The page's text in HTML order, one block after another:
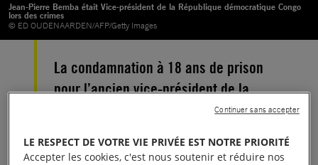
Jean-Pierre Bemba était Vice-président de la République démocratique Congo
lors des crimes
© ED OUDENAARDEN/AFP/Getty Images
La condamnation à 18 ans de prison
pour l’ancien vice-président de la
République démocratique du Congo
marque une avancée historique pour
les victimes de violences sexuelles
LE RESPECT DE VOTRE VIE PRIVÉE EST NOTRE PRIORITÉ
Accepter les cookies, c'est nous soutenir et réduire nos
Continuer sans accepter